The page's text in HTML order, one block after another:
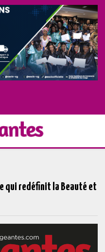
qui redéfinit la Beauté et